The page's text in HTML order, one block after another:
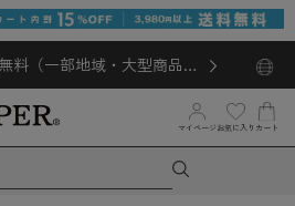
料（一部地域・大型商品対
マイページ お気に入り カート